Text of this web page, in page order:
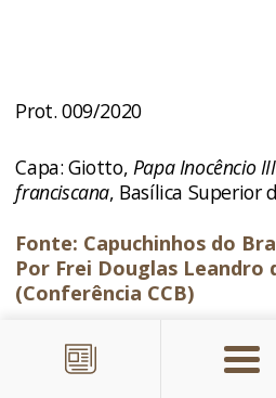
Prot. 009/2020
Capa: Giotto, Papa Inocêncio
franciscana, Basílica Superior
Fonte: Capuchinhos do
Por Frei Douglas Leandro
(Conferência CCB)
Deixar um comentário